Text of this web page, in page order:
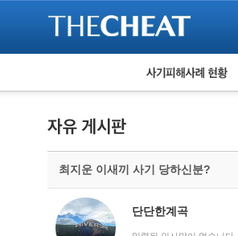
피해사례 현황
보이스피싱 피해사례
유해사이트 목록
비공개 피해사례
워킹홀리데이 피해사례
최지운 이새끼 사기 당하신분?
단단한계곡